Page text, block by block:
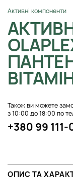
Активні компоненти
Також ви можете
з 10:00 до 18:00 по
+380 99 111-
ОПИС ТА